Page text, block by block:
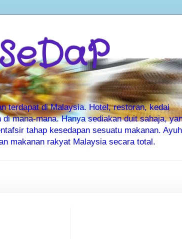
terdapat di Malaysia. Hotel, restoran, kedai
mana-mana. Hanya sediakan duit sahaja,
tahap kesedapan sesuatu makanan. Ayuh
makanan rakyat Malaysia secara total.